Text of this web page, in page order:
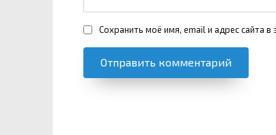
Сохранить моё имя, email и адрес сайта